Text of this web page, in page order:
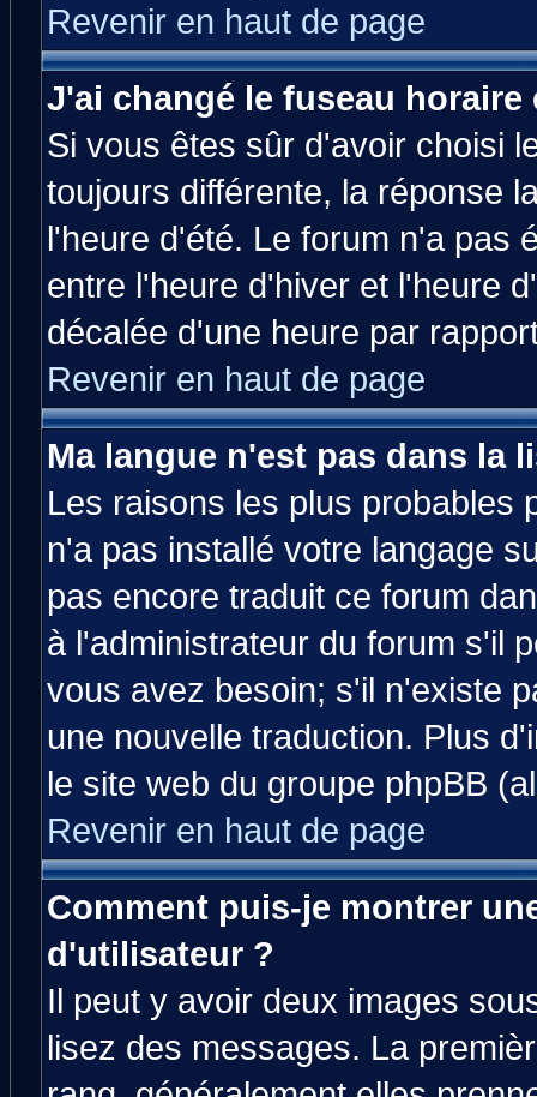
Revenir en haut de page
J'ai changé le fuseau
Si vous êtes sûr d'avoir choisi
toujours différente, la réponse
l'heure d'été. Le forum n'a pas
entre l'heure d'hiver et l'heure
décalée d'une heure par
Revenir en haut de page
Ma langue n'est pas dans la
Les raisons les plus probables
n'a pas installé votre langage
pas encore traduit ce forum
à l'administrateur du forum s'il
vous avez besoin; s'il n'existe
une nouvelle traduction. Plus
le site web du groupe phpBB
Revenir en haut de page
Comment puis-je montrer
d'utilisateur ?
Il peut y avoir deux images
lisez des messages. La